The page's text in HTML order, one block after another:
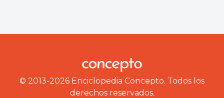
© 2013-2026 Enciclopedia Concepto. Todos los
derechos reservados.